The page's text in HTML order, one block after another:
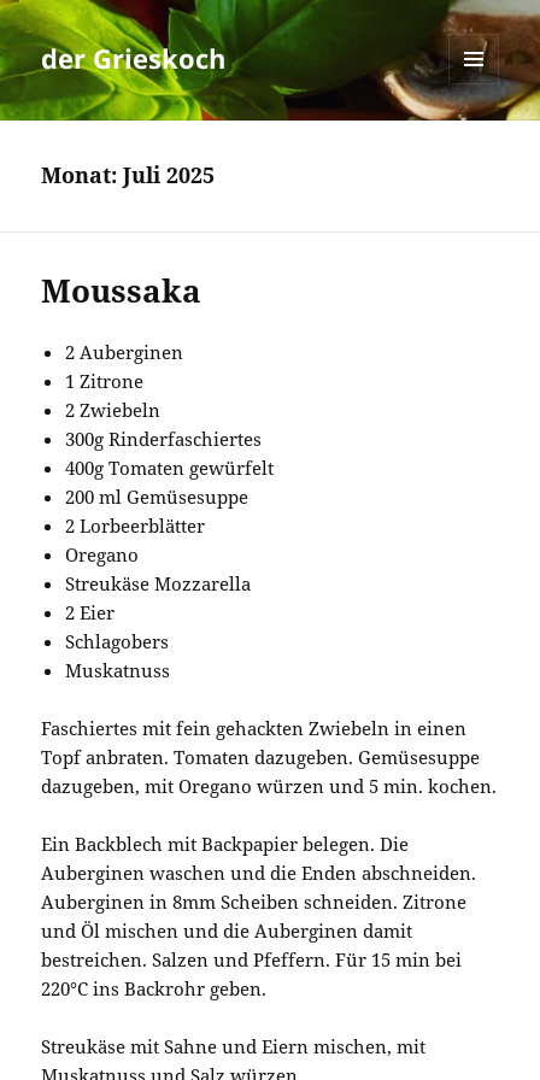
der Grieskoch
MENÜ
UND
Monat:Juli 2025
Moussaka
2 Auberginen
1 Zitrone
2 Zwiebeln
300g Rinderfaschiertes
400g Tomaten gewürfelt
200 ml Gemüsesuppe
2 Lorbeerblätter
Oregano
Streukäse Mozzarella
2 Eier
Schlagobers
Muskatnuss
Faschiertes mit fein gehackten Zwiebeln in einen
Topf anbraten. Tomaten dazugeben. Gemüsesuppe
dazugeben, mit Oregano würzen und 5 min. kochen.
Ein Backblech mit Backpapier belegen. Die
Auberginen waschen und die Enden abschneiden.
Auberginen in 8mm Scheiben schneiden. Zitrone
und Öl mischen und die Auberginen damit
bestreichen. Salzen und Pfeffern. Für 15 min bei
220°C ins Backrohr geben.
Streukäse mit Sahne und Eiern mischen, mit